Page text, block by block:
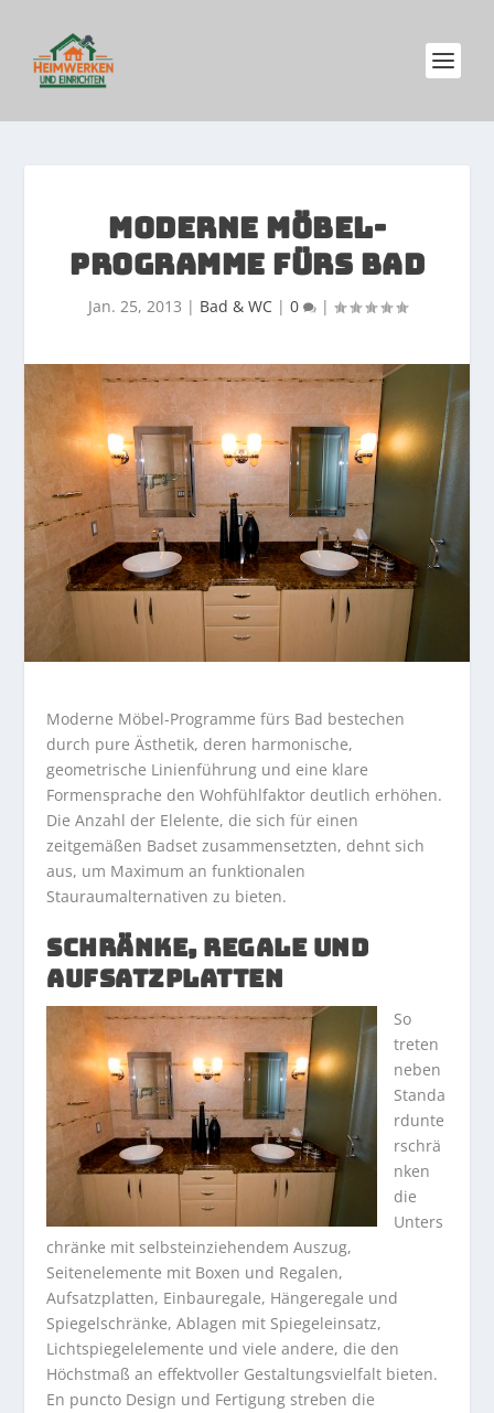
MODERNE MÖBEL-
PROGRAMME FÜRS BAD
Jan. 25, 2013 | Bad & WC| 0 |
Moderne Möbel-Programme fürs Bad bestechen
durch pure Ästhetik, deren harmonische,
geometrische Linienführung und eine klare
Formensprache den Wohfühlfaktor deutlich erhöhen.
Die Anzahl der Elelente, die sich für einen
zeitgemäßen Badset zusammensetzten, dehnt sich
aus, um Maximum an funktionalen
Stauraumalternativen zu bieten.
SCHRÄNKE, REGALE UND
AUFSATZPLATTEN
So
treten
neben
Standa
rdunte
rschrä
nken
die
Unters
chränke mit selbsteinziehendem Auszug,
Seitenelemente mit Boxen und Regalen,
Aufsatzplatten, Einbauregale, Hängeregale und
Spiegelschränke, Ablagen mit Spiegeleinsatz,
Lichtspiegelelemente und viele andere, die den
Höchstmaß an effektvoller Gestaltungsvielfalt bieten.
En puncto Design und Fertigung streben die